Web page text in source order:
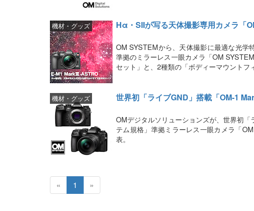
Hα・SIIが写る天体撮影専用カメラ「
機材・グッズ
OM SYSTEMから、天体撮影に最適な光学
準拠のミラーレス一眼カメラ「OM
セット」と、2種類の「ボディーマウントフ
世界初「ライブGND」搭載「OM-1
機材・グッズ
OMデジタルソリューションズが、世界初
テム規格」準拠ミラーレス一眼カメラ「
表。
« 1 »